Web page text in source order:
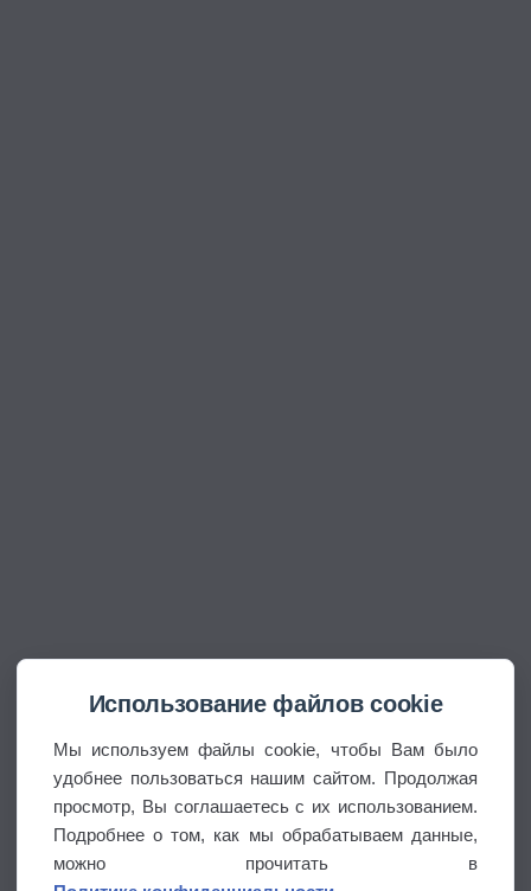
Использование файлов cookie
Мы используем файлы cookie, чтобы Вам было
удобнее пользоваться нашим сайтом. Продолжая
просмотр, Вы соглашаетесь с их использованием.
Подробнее о том, как мы обрабатываем данные,
можно прочитать в